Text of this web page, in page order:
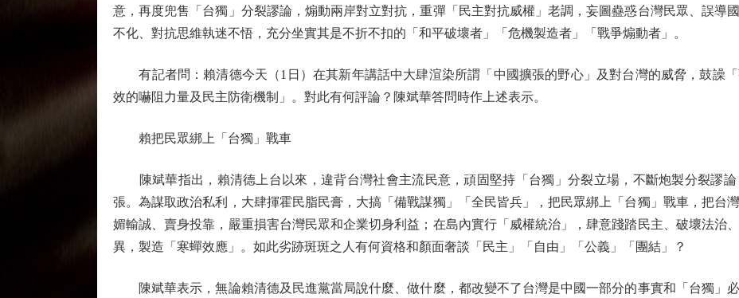
意，再度兜售「台獨」分裂謬論，煽動兩岸對立對抗，重彈「民主對抗威權」老調，妄圖蠱惑台灣民眾、誤導
不化、對抗思維執迷不悟，充分坐實其是不折不扣的「和平破壞者」「危機製造者」「戰爭煽動者」。
有記者問：賴清德今天（1日）在其新年講話中大肆渲染所謂「中國擴張的野心」及對台灣的威脅，鼓譟
效的嚇阻力量及民主防衛機制」。對此有何評論？陳斌華答問時作上述表示。
賴把民眾綁上「台獨」戰車
陳斌華指出，賴清德上台以來，違背台灣社會主流民意，頑固堅持「台獨」分裂立場，不斷炮製分裂謬論
張。為謀取政治私利，大肆揮霍民脂民膏，大搞「備戰謀獨」「全民皆兵」，把民眾綁上「台獨」戰車，把台
媚輸誠、賣身投靠，嚴重損害台灣民眾和企業切身利益；在島內實行「威權統治」，肆意踐踏民主、破壞法治
異，製造「寒蟬效應」。如此劣跡斑斑之人有何資格和顏面奢談「民主」「自由」「公義」「團結」？
陳斌華表示，無論賴清德及民進黨當局說什麼、做什麼，都改變不了台灣是中國一部分的事實和「台獨」